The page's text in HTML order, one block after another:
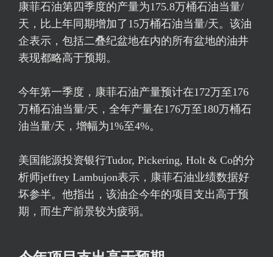
康菲石油第四季度的产量为175.8万桶石油当量/
天，比上年同期增加了15万桶石油当量/天。该油
企表示，包括二叠纪盆地在内的所有盆地的油井
表现都略高于预期。
今年第一季度，康菲石油产量预计在172万至176
万桶石油当量/天，全年产量在176万至180万桶石
油当量/天，增幅为1%至4%。
美国能源投资银行Tudor, Pickering, Holt & Co的分
析师jeffrey Lambujon表示，康菲石油业绩数据好
坏参半。他指出，该油企今年的项目支出高于预
期，而生产前景较为疲弱。